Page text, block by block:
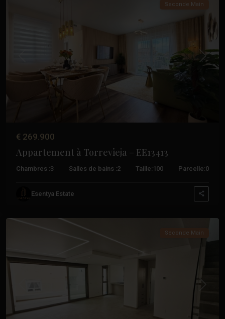
Suivant
Seconde Main
€ 269.900
Appartement à Torrevieja – EE13413
Chambres :3 Salles de bains :2 Taille: 100 Parcelle:0
Esentya Estate
Paseo
Maritimo,
Précédent
Seconde Main